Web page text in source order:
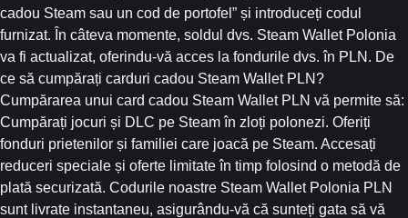
cadou Steam sau un cod de portofel” și introduceți codul
furnizat. În câteva momente, soldul dvs. Steam Wallet Polonia
va fi actualizat, oferindu-vă acces la fondurile dvs. în PLN. De
ce să cumpărați carduri cadou Steam Wallet PLN?
Cumpărarea unui card cadou Steam Wallet PLN vă permite să:
Cumpărați jocuri și DLC pe Steam în zloți polonezi. Oferiți
fonduri prietenilor și familiei care joacă pe Steam. Accesați
reduceri speciale și oferte limitate în timp folosind o metodă de
plată securizată. Codurile noastre Steam Wallet Polonia PLN
sunt livrate instantaneu, asigurându-vă că sunteți gata să vă